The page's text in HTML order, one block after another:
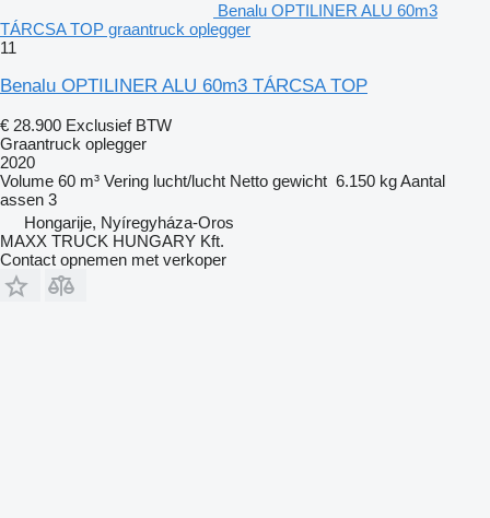
Benalu OPTILINER ALU 60m3
TÁRCSA TOP graantruck oplegger
11
Benalu OPTILINER ALU 60m3 TÁRCSA TOP
€ 28.900 Exclusief BTW
Graantruck oplegger
2020
Volume 60 m³ Vering lucht/lucht Netto gewicht 6.150 kgAantal
assen 3
Hongarije, Nyíregyháza-Oros
MAXX TRUCK HUNGARY Kft.
Contact opnemen met verkoper